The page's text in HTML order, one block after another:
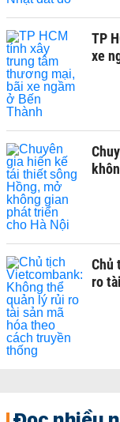
TP
xe
Chủ
ro